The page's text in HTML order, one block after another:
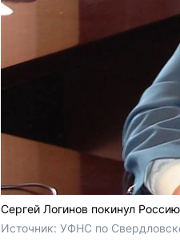
Сергей Логинов покинул
Источник: УФНС по